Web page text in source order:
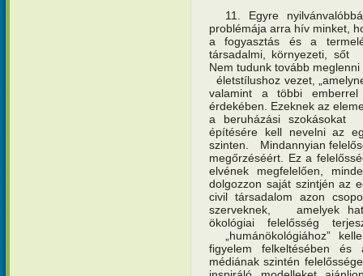
11. Egyre
problémája arra hív minket,
a fogyasztás és a
társadalmi, környezeti, sőt
Nem tudunk tovább
életstílushoz vezet,
valamint a többi
érdekében. Ezeknek az
a beruházási szokásokat
építésére kell nevelni az
szinten. Mindannyian
megőrzéséért. Ez a
elvének megfelelően,
dolgozzon saját szintjén az
civil társadalom azon
szerveknek, amelyek
ökológiai felelősség
„humánökológiához”
figyelem felkeltésében
médiának szintén